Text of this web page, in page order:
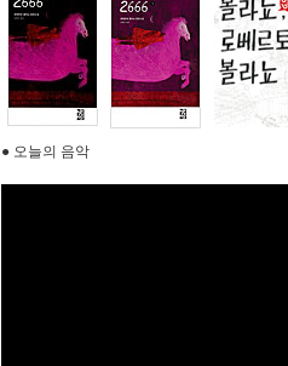
● 오늘의 음악